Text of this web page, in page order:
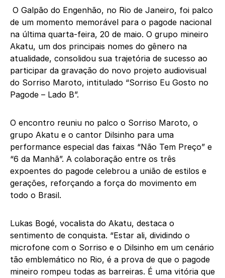
O Galpão do Engenhão, no Rio de Janeiro, foi palco
de um momento memorável para o pagode nacional
na última quarta-feira, 20 de maio. O grupo mineiro
Akatu, um dos principais nomes do gênero na
atualidade, consolidou sua trajetória de sucesso ao
participar da gravação do novo projeto audiovisual
do Sorriso Maroto, intitulado “Sorriso Eu Gosto no
Pagode – Lado B”.
O encontro reuniu no palco o Sorriso Maroto, o
grupo Akatu e o cantor Dilsinho para uma
performance especial das faixas “Não Tem Preço” e
“6 da Manhã”. A colaboração entre os três
expoentes do pagode celebrou a união de estilos e
gerações, reforçando a força do movimento em
todo o Brasil.
Lukas Bogé, vocalista do Akatu, destaca o
sentimento de conquista. “Estar ali, dividindo o
microfone com o Sorriso e o Dilsinho em um cenário
tão emblemático no Rio, é a prova de que o pagode
mineiro rompeu todas as barreiras. É uma vitória que